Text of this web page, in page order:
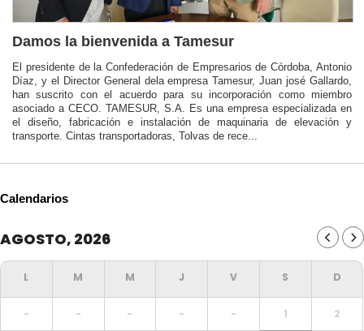
Damos la bienvenida a Tamesur
El presidente de la Confederación de Empresarios de Córdoba, Antonio
Díaz, y el Director General dela empresa Tamesur, Juan josé Gallardo,
han suscrito con el acuerdo para su incorporación como miembro
asociado a CECO. TAMESUR, S.A. Es una empresa especializada en
el diseño, fabricación e instalación de maquinaria de elevación y
transporte. Cintas transportadoras, Tolvas de rece...
Calendarios
AGOSTO, 2026
- - - - - 1 2